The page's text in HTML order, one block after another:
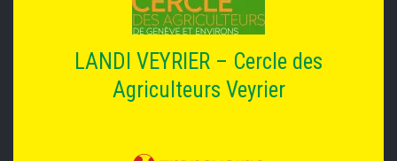
LANDI VEYRIER – Cercle des
Agriculteurs Veyrier